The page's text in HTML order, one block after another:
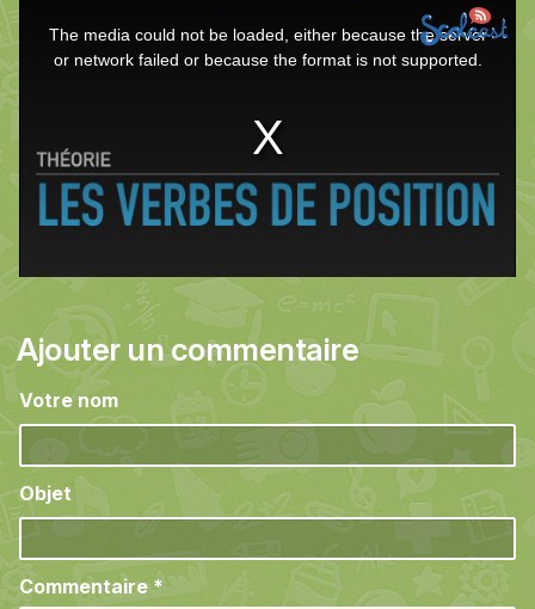
The media could not be loaded, either because the server
or network failed or because the format is not supported.
Ajouter un commentaire
Votre nom
Objet
Commentaire*